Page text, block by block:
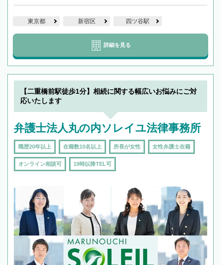
東京都 新宿区 四ツ谷駅
詳細を見る
【二重橋前駅徒歩1分】相続に関する幅広いお悩みにご対
応いたします
弁護士法人丸の内ソレイユ法律事務所
職歴20年以上 在籍数10名以上 所長が女性 女性弁護士在籍
オンライン相談可 19時以降TEL可